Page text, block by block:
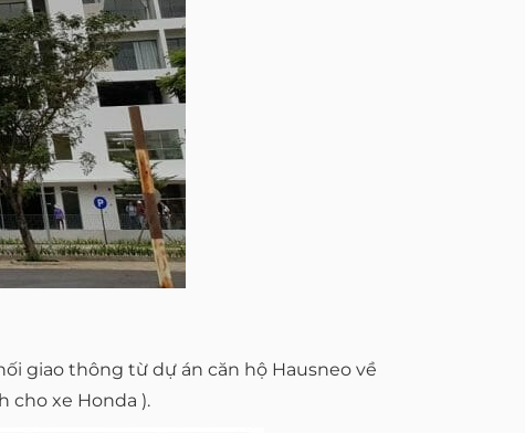
giao thông từ dự án căn hộ Hausneo về
cho xe Honda ).